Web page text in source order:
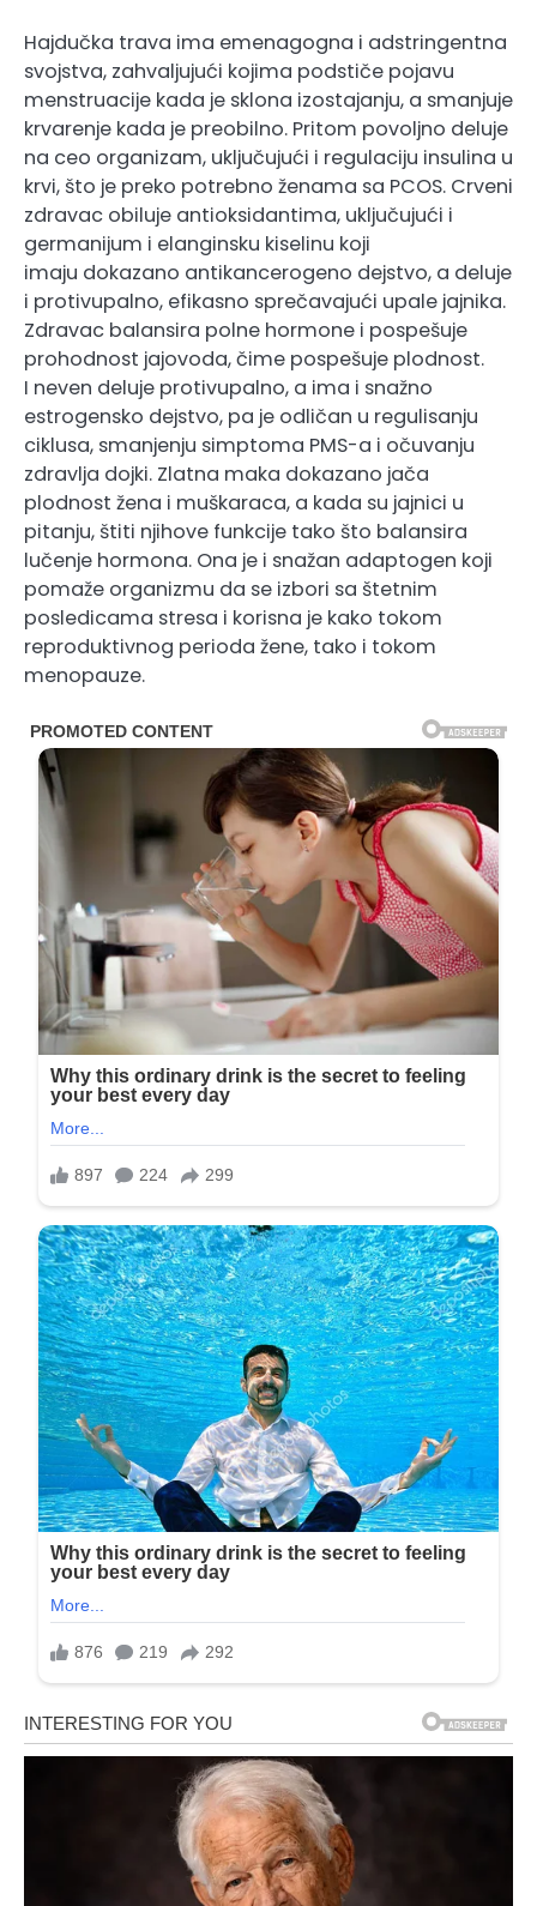
Hajdučka trava ima emenagogna i adstringentna
svojstva, zahvaljujući kojima podstiče pojavu
menstruacije kada je sklona izostajanju, a smanjuje
krvarenje kada je preobilno. Pritom povoljno deluje
na ceo organizam, uključujući i regulaciju insulina u
krvi, što je preko potrebno ženama sa PCOS. Crveni
zdravac obiluje antioksidantima, uključujući i
germanijum i elanginsku kiselinu koji
imaju dokazano antikancerogeno dejstvo, a deluje
i protivupalno, efikasno sprečavajući upale jajnika.
Zdravac balansira polne hormone i pospešuje
prohodnost jajovoda, čime pospešuje plodnost.
I neven deluje protivupalno, a ima i snažno
estrogensko dejstvo, pa je odličan u regulisanju
ciklusa, smanjenju simptoma PMS-a i očuvanju
zdravlja dojki. Zlatna maka dokazano jača
plodnost žena i muškaraca, a kada su jajnici u
pitanju, štiti njihove funkcije tako što balansira
lučenje hormona. Ona je i snažan adaptogen koji
pomaže organizmu da se izbori sa štetnim
posledicama stresa i korisna je kako tokom
reproduktivnog perioda žene, tako i tokom
menopauze.